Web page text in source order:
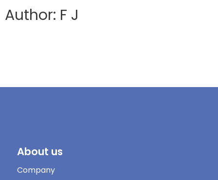
Author: F J
About us
Company